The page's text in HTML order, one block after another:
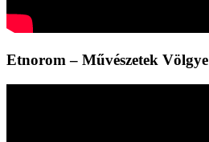
Etnorom – Művészetek Völgye